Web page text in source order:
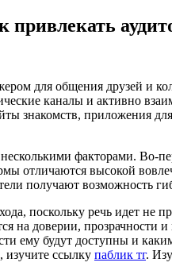
привлекать
для общения друзей и
каналы и активно
знакомств,
факторами.
отличаются высокой
получают возможность
поскольку речь идет
на доверии,
ему будут доступны и
изучите ссылку паблик тг.